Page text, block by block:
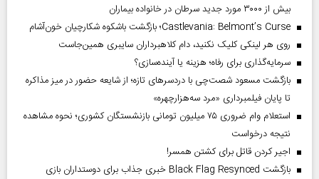
بیش از ۳۰۰۰ مورد جدید سرطان در خانواده بیماران
Castlevania: Belmont’s Curse؛ بازگشت باشکوه شکارچیان خون‌آشام
روی هر لینکی کلیک نکنید، دام کلاهبرداران سایبری همین‌جاست
سرمایه‌گذاری برای رفاه؛ هزینه یا آینده‌سازی؟
بازگشت مسعود شصت‌چی با دردسر‌های تازه؛ از شایعه حضور در میز مذاکره
تا پایان فیلمبرداری «مرد سه‌هزارچهره»
استعلام وام ضروری ۷۵ میلیون تومانی بازنشستگان کشوری؛ نحوه مشاهده
نتیجه درخواست
اجیر کردن قاتل برای کشتن همسر!
بازگشت Black Flag Resynced خبری جذاب برای دوستداران بازی